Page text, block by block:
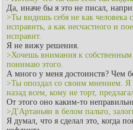
Да, иначе бы я это не писал,
>Ты видишь себя не как
исправить, а как несчастного и
исправит.
Я не вижу решения.
>Хочешь внимания к собственным
понимаю этого.
А много у меня достоинств? Чем
>Ты опоздал со своим мнением. Я
назад всем, кому не торт,
От этого оно каким-то
>Д'Артаньян в белом пальто,
Я думал, что я сделал это, когда